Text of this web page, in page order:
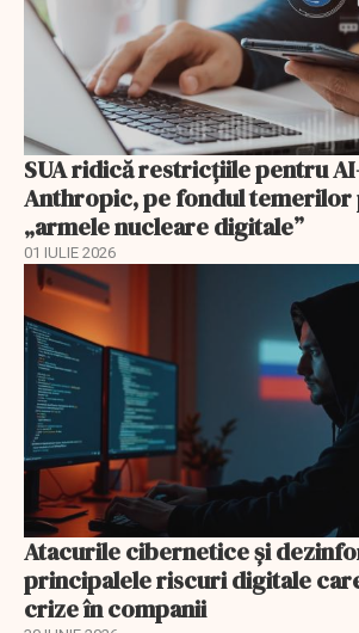
SUA ridică restricțiile pentru
Anthropic, pe fondul
„armele nucleare digitale”
01 IULIE 2026
Atacurile cibernetice şi
principalele riscuri digitale
crize în companii